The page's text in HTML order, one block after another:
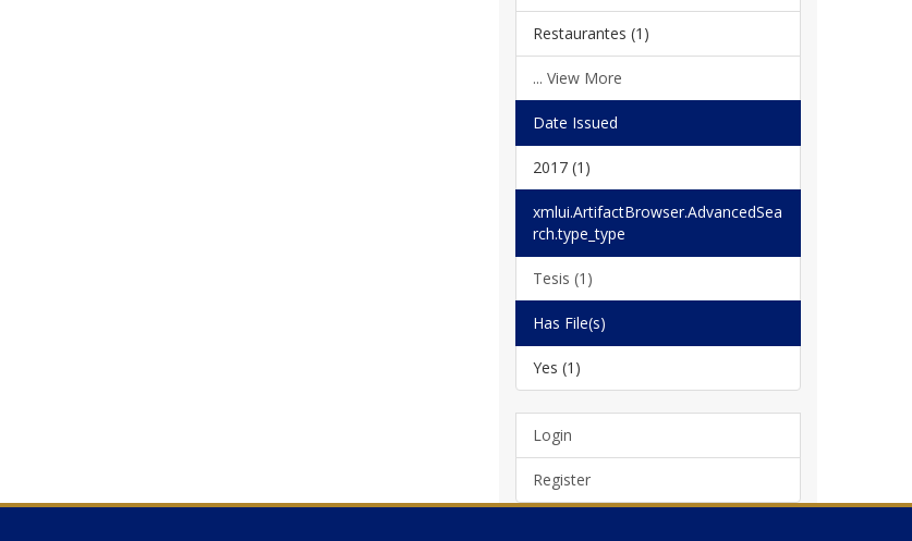
Restaurantes (1)
... View More
Date Issued
2017 (1)
xmlui.ArtifactBrowser.AdvancedSea
rch.type_type
Tesis (1)
Has File(s)
Yes (1)
Login
Register